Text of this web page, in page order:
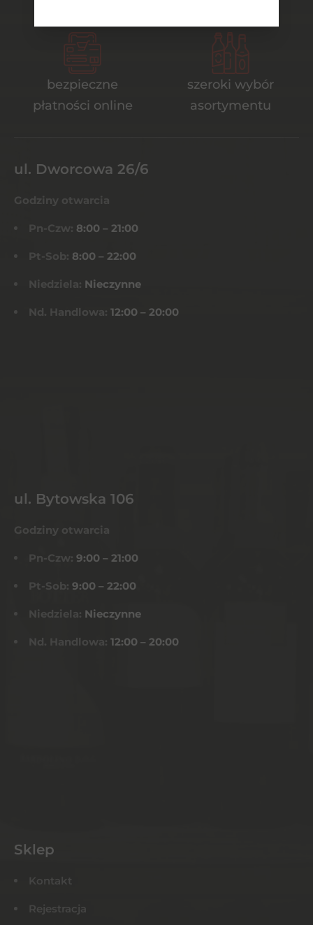
bezpieczne
płatności online
szeroki wybór
asortymentu
ul. Dworcowa 26/6
Godziny otwarcia
Pn-Czw: 8:00 – 21:00
Pt-Sob: 8:00 – 22:00
Niedziela: Nieczynne
Nd. Handlowa: 12:00 – 20:00
ul. Bytowska 106
Godziny otwarcia
Pn-Czw: 9:00 – 21:00
Pt-Sob: 9:00 – 22:00
Niedziela: Nieczynne
Nd. Handlowa: 12:00 – 20:00
Sklep
Kontakt
Rejestracja